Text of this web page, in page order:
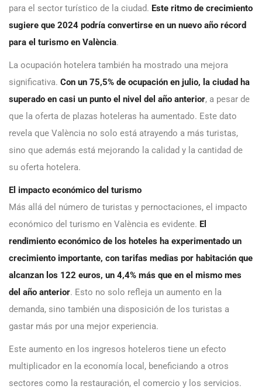
para el sector turístico de la ciudad. Este ritmo de crecimiento
sugiere que 2024 podría convertirse en un nuevo año récord
para el turismo en València.
La ocupación hotelera también ha mostrado una mejora
significativa. Con un 75,5% de ocupación en julio, la ciudad ha
superado en casi un punto el nivel del año anterior, a pesar de
que la oferta de plazas hoteleras ha aumentado. Este dato
revela que València no solo está atrayendo a más turistas,
sino que además está mejorando la calidad y la cantidad de
su oferta hotelera.
El impacto económico del turismo
Más allá del número de turistas y pernoctaciones, el impacto
económico del turismo en València es evidente. El
rendimiento económico de los hoteles ha experimentado un
crecimiento importante, con tarifas medias por habitación que
alcanzan los 122 euros, un 4,4% más que en el mismo mes
del año anterior. Esto no solo refleja un aumento en la
demanda, sino también una disposición de los turistas a
gastar más por una mejor experiencia.
Este aumento en los ingresos hoteleros tiene un efecto
multiplicador en la economía local, beneficiando a otros
sectores como la restauración, el comercio y los servicios.